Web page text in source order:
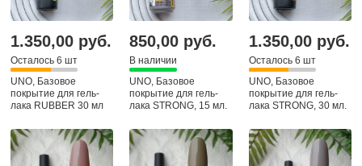
1.350,00 руб.
Осталось 6 шт
UNO, Базовое
покрытие для гель-
лака RUBBER 30 мл
850,00 руб.
В наличии
UNO, Базовое
покрытие для гель-
лака STRONG, 15 мл.
1.350,00 руб.
Осталось 6 шт
UNO, Базовое
покрытие для гель-
лака STRONG, 30 мл.